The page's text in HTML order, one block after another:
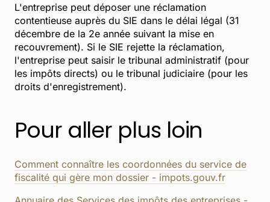
L'entreprise peut déposer une réclamation
contentieuse auprès du SIE dans le délai légal (31
décembre de la 2e année suivant la mise en
recouvrement). Si le SIE rejette la réclamation,
l'entreprise peut saisir le tribunal administratif (pour
les impôts directs) ou le tribunal judiciaire (pour les
droits d'enregistrement).
Pour aller plus loin
Comment connaître les coordonnées du service de
fiscalité qui gère mon dossier - impots.gouv.fr